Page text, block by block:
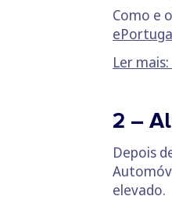
Como e
Ler
2 –
Depois
elevado.